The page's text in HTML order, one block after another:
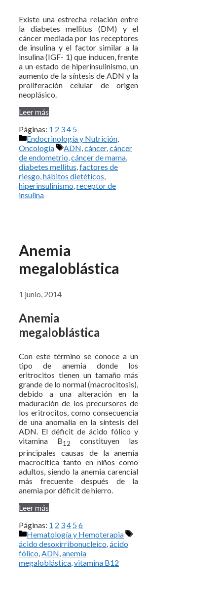
Existe una estrecha relación entre
la diabetes mellitus (DM) y el
cáncer mediada por los receptores
de insulina y el factor similar a la
insulina (IGF- 1) que inducen, frente
a un estado de hiperinsulinismo, un
aumento de la síntesis de ADN y la
proliferación celular de origen
neoplásico.
Leer más
Páginas: 1 2 34 5
Categorías
Endocrinología y Nutrición
Oncología
Etiquetas
ADN cáncer, cáncer
de endometrio cáncer de mama
diabetes mellitus factores de
riesgo hábitos dietéticos
hiperinsulinismo receptor de
insulina
Anemia
megaloblástica
1 junio, 2014
Anemia
megaloblástica
Con este término se conoce a un
tipo de anemia donde los
eritrocitos tienen un tamaño más
grande de lo normal (macrocitosis),
debido a una alteración en la
maduración de los precursores de
los eritrocitos, como consecuencia
de una anomalía en la síntesis del
ADN. El déficit de ácido fólico y
vitamina B12
constituyen las
principales causas de la anemia
macrocítica tanto en niños como
adultos, siendo la anemia carencial
más frecuente después de la
anemia por déficit de hierro.
Leer más
Páginas: 1 2 34 56
Categorías
Hematología y Hemoterapia
Etiquetas
ácido desoxirribonucleico ácido
fólico ADN anemia
megaloblástica vitamina B12